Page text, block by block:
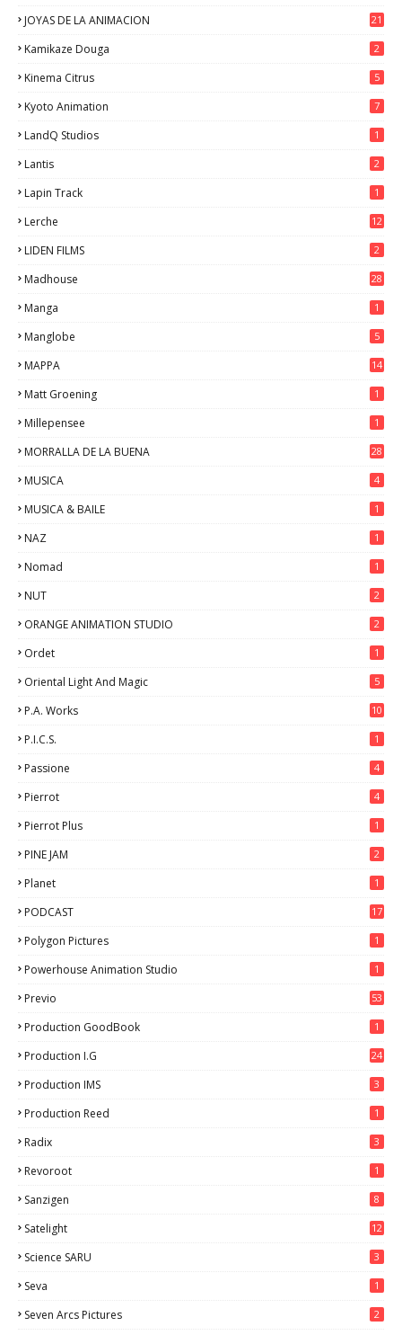
JOYAS DE LA ANIMACION 21
Kamikaze Douga 2
Kinema Citrus 5
Kyoto Animation 7
LandQ Studios 1
Lantis 2
Lapin Track 1
Lerche 12
LIDEN FILMS 2
Madhouse 28
Manga 1
Manglobe 5
MAPPA 14
Matt Groening 1
Millepensee 1
MORRALLA DE LA BUENA 28
MUSICA 4
MUSICA & BAILE 1
NAZ 1
Nomad 1
NUT 2
ORANGE ANIMATION STUDIO 2
Ordet 1
Oriental Light And Magic 5
P.A. Works 10
P.I.C.S. 1
Passione 4
Pierrot 4
Pierrot Plus 1
PINE JAM 2
Planet 1
PODCAST 17
Polygon Pictures 1
Powerhouse Animation Studio 1
Previo
53
Production GoodBook 1
Production I.G 24
Production IMS 3
Production Reed 1
Radix 3
Revoroot 1
Sanzigen 8
Satelight 12
Science SARU 3
Seva 1
Seven Arcs Pictures 2